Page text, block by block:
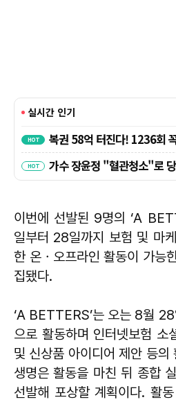
이번에 선발된 9명의 ‘A
일부터 28일까지 보험 및 마
한 온ㆍ오프라인 활동이 가능
집됐다.
‘A BETTERS’는 오는 8월
으로 활동하며 인터넷보험 소
및 신상품 아이디어 제안 등
생명은 활동을 마친 뒤 종합
선발해 포상할 계획이다. 활